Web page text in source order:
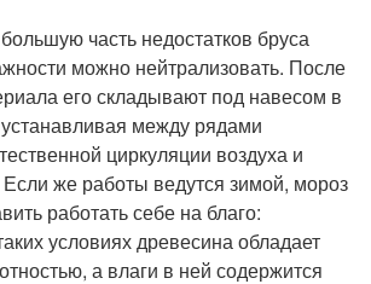
часть недостатков бруса
можно нейтрализовать. После
его складывают под навесом в
между рядами
циркуляции воздуха и
же работы ведутся зимой, мороз
работать себе на благо:
условиях древесина обладает
а влаги в ней содержится